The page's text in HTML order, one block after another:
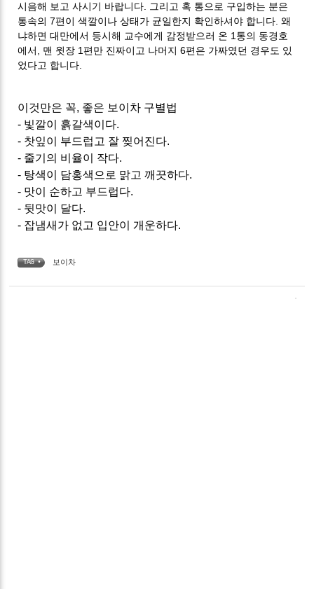
시음해 보고 사시기 바랍니다. 그리고 혹 통으로 구입하는 분은
통속의 7편이 색깔이나 상태가 균일한지 확인하셔야 합니다. 왜
냐하면 대만에서 등시해 교수에게 감정받으러 온 1통의 동경호
에서, 맨 윗장 1편만 진짜이고 나머지 6편은 가짜였던 경우도 있
었다고 합니다.
이것만은 꼭, 좋은 보이차 구별법
- 빛깔이 흙갈색이다.
- 찻잎이 부드럽고 잘 찢어진다.
- 줄기의 비율이 작다.
- 탕색이 담홍색으로 맑고 깨끗하다.
- 맛이 순하고 부드럽다.
- 뒷맛이 달다.
- 잡냄새가 없고 입안이 개운하다.
TAG • 보이차